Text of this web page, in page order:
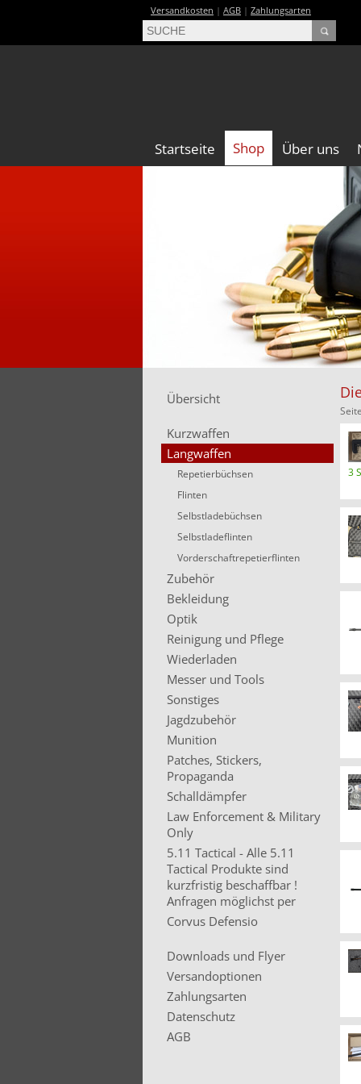
Versandkosten | AGB | Zahlungsarten
Startseite Shop Über uns
Übersicht
Kurzwaffen
Langwaffen
Repetierbüchsen
Flinten
Selbstladebüchsen
Selbstladeflinten
Vorderschaftrepetierflinten
Zubehör
Bekleidung
Optik
Reinigung und Pflege
Wiederladen
Messer und Tools
Sonstiges
Jagdzubehör
Munition
Patches, Stickers,
Propaganda
Schalldämpfer
Law Enforcement & Military
Only
5.11 Tactical - Alle 5.11
Tactical Produkte sind
kurzfristig beschaffbar !
Anfragen möglichst per
Corvus Defensio
Downloads und Flyer
Versandoptionen
Zahlungsarten
Datenschutz
AGB
3